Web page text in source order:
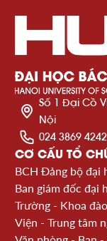
Số 1 Đại Cồ
Nội
024 3869 4242
CƠ CẤU TỔ
BCH Đảng bộ đại
Ban giám đốc đại
Trường - Khoa
Viện - Trung tâm